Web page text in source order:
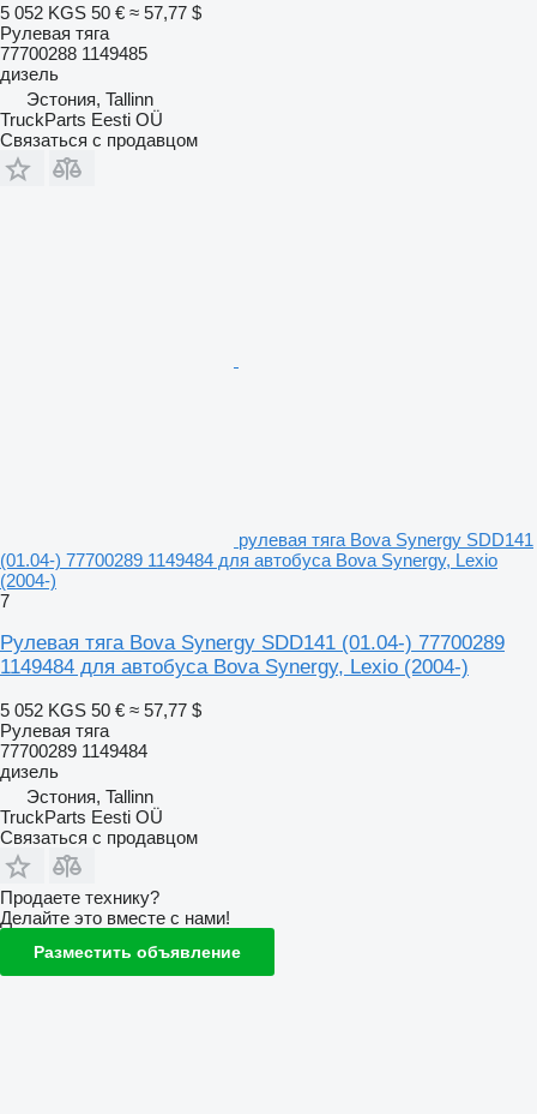
5 052 KGS 50 € ≈ 57,77 $
Рулевая тяга
77700288 1149485
дизель
Эстония, Tallinn
TruckParts Eesti OÜ
Связаться с продавцом
рулевая тяга Bova Synergy SDD141
(01.04-) 77700289 1149484 для автобуса Bova Synergy, Lexio
(2004-)
7
Рулевая тяга Bova Synergy SDD141 (01.04-) 77700289
1149484 для автобуса Bova Synergy, Lexio (2004-)
5 052 KGS 50 € ≈ 57,77 $
Рулевая тяга
77700289 1149484
дизель
Эстония, Tallinn
TruckParts Eesti OÜ
Связаться с продавцом
Продаете технику?
Делайте это вместе с нами!
Разместить объявление